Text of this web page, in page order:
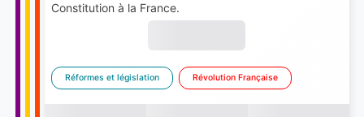
Constitution à la France.
Réformes et législation Révolution Française